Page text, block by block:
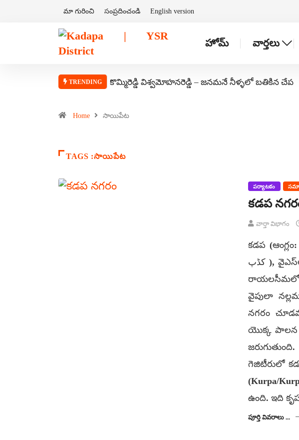
మా గురించి సంప్రదించండి English version
హోమ్ వార్తలు
TRENDING కొమ్మిరెడ్డి విశ్వమోహనరెడ్డి – జనమనే నీళ్ళలో బతికిన చేప
Home సాయిపేట
TAGS :సాయిపేట
పర్యాటకం
కడప
వార్తా విభాగం
కడప
کڈپ ), వైఎస్ఆర్ జిల్లా యొక్క ముఖ్య పట్టణము,
రాయలసీమలోని
వైపులా
నగరం
యొక్క పాలన
గెజిటీరులో
(Kurpa/
ఉంది. ఇది
పూర్తి వివరాలు ...